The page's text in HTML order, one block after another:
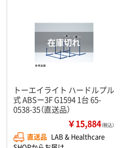
トーエイライト ハードルプル
式 ABSー3F G1594 1台 65-
0538-35（直送品）
￥15,884（税込）
直送品 LAB & Healthcare